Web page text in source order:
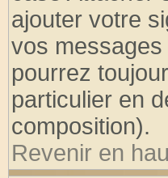
ajouter votre
vos
pourrez
particulier en
composition).
Revenir en